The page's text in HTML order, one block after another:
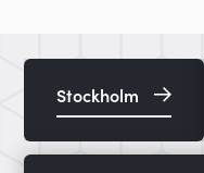
Stockholm